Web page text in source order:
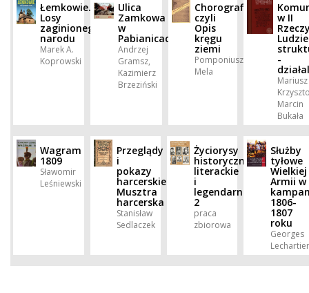
Łemkowie.
Losy
zaginionego
narodu
Marek A.
Koprowski
Ulica
Zamkowa
w
Pabianicach.
Andrzej
Gramsz,
Kazimierz
Brzeziński
Chorografia
czyli
Opis
kręgu
ziemi
Pomponiusz
Mela
w II
-
Mariusz
Marcin
Bukała
Wagram
1809
Sławomir
Leśniewski
Przeglądy
i
pokazy
harcerskie.
Musztra
harcerska
Stanisław
Sedlaczek
Życiorysy
historyczne,
literackie
i
legendarne.
2
praca
zbiorowa
Służby
tyłowe
Wielkiej
Armii w
1806-
1807
roku
Georges
Lechartier